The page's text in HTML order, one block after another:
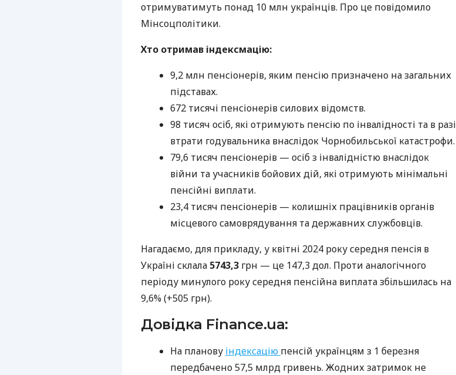
отримуватимуть понад 10 млн українців. Про це повідомило
Мінсоцполітики.
Хто отримав індексмацію:
9,2 млн пенсіонерів, яким пенсію призначено на загальних
підставах.
672 тисячі пенсіонерів силових відомств.
98 тисяч осіб, які отримують пенсію по інвалідності та в разі
втрати годувальника внаслідок Чорнобильської катастрофи.
79,6 тисяч пенсіонерів — осіб з інвалідністю внаслідок
війни та учасників бойових дій, які отримують мінімальні
пенсійні виплати.
23,4 тисяч пенсіонерів — колишніх працівників органів
місцевого самоврядування та державних службовців.
Нагадаємо, для прикладу, у квітні 2024 року середня пенсія в
Україні склала 5743,3 грн — це 147,3 дол. Проти аналогічного
періоду минулого року середня пенсійна виплата збільшилась на
9,6% (+505 грн).
Довідка Finance.ua:
На планову індексацію пенсій українцям з 1 березня
передбачено 57,5 млрд гривень. Жодних затримок не